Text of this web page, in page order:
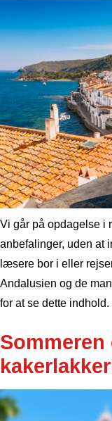
Vi går på opdagelse i
anbefalinger, uden at
læsere bor i eller
Andalusien og de
for at se dette indhold.
Sommeren